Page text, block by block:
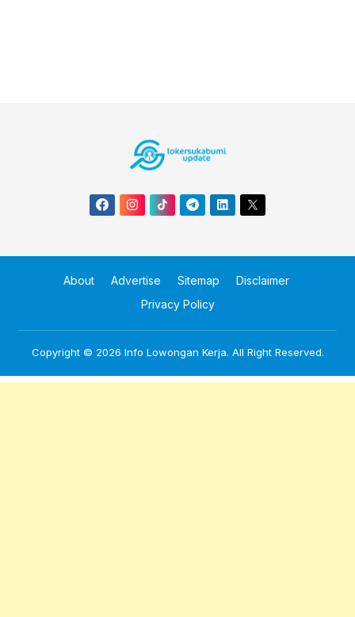
About Advertise Sitemap
Disclaimer
Privacy Policy
Copyright © 2026 Info Lowongan Kerja. All Right Reserved.